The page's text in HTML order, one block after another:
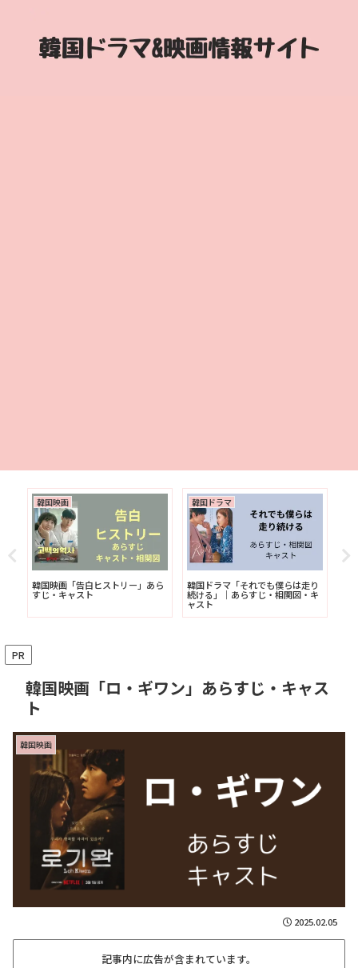
韓国映画
韓国映画「告白ヒストリー」あら
すじ・キャスト
韓国ドラマ
韓国ドラマ「それでも僕らは走り
続ける」｜あらすじ・相関図・キ
ャスト
PR
韓国映画「ロ・ギワン」あらすじ・キャス
ト
韓国映画
2025.02.05
記事内に広告が含まれています。